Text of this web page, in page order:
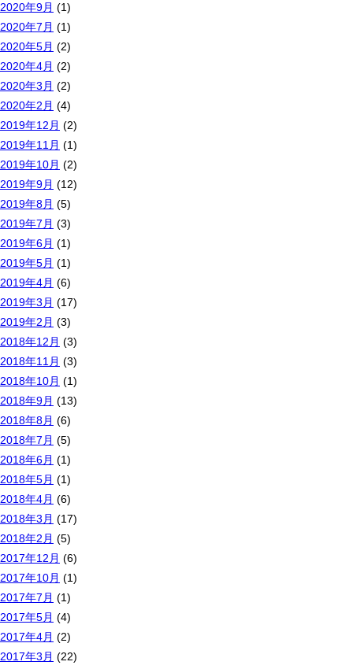
2020年9月 (1)
2020年7月 (1)
2020年5月 (2)
2020年4月 (2)
2020年3月 (2)
2020年2月 (4)
2019年12月 (2)
2019年11月 (1)
2019年10月 (2)
2019年9月 (12)
2019年8月 (5)
2019年7月 (3)
2019年6月 (1)
2019年5月 (1)
2019年4月 (6)
2019年3月 (17)
2019年2月 (3)
2018年12月 (3)
2018年11月 (3)
2018年10月 (1)
2018年9月 (13)
2018年8月 (6)
2018年7月 (5)
2018年6月 (1)
2018年5月 (1)
2018年4月 (6)
2018年3月 (17)
2018年2月 (5)
2017年12月 (6)
2017年10月 (1)
2017年7月 (1)
2017年5月 (4)
2017年4月 (2)
2017年3月 (22)